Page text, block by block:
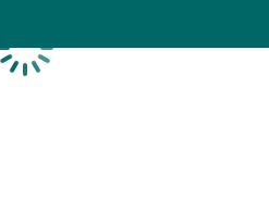
Chargement